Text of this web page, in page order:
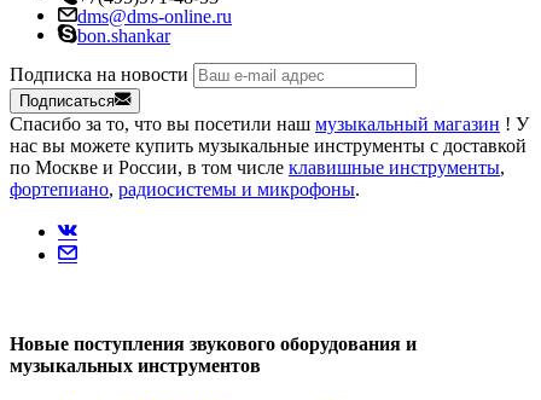
dms@dms-online.ru
bon.shankar
Подписка на новости
Подписаться
Спасибо за то, что вы посетили наш музыкальный магазин ! У
нас вы можете купить музыкальные инструменты с доставкой
по Москве и России, в том числе клавишные инструменты,
фортепиано, радиосистемы и микрофоны.
Новые поступления звукового оборудования и
музыкальных инструментов